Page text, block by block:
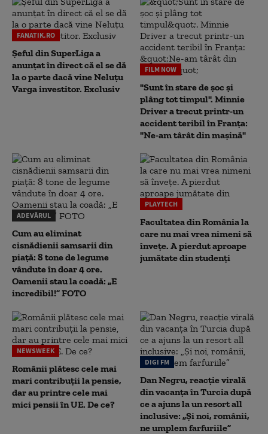
FANATIK.RO
Șeful din SuperLiga a
anunțat în direct că el se dă
la o parte dacă vine Neluțu
Varga investitor. Exclusiv
FILM NOW
"Sunt în stare de șoc și
plâng tot timpul". Minnie
Driver a trecut printr-un
accident teribil în Franța:
"Ne-am târât din mașină"
ADEVĂRUL
Cum au eliminat
cisnădienii samsarii din
piață: 8 tone de legume
vândute în doar 4 ore.
Oamenii stau la coadă: „E
incredibil!” FOTO
PLAYTECH
Facultatea din România la
care nu mai vrea nimeni să
înveţe. A pierdut aproape
jumătate din studenţi
NEWSWEEK
Românii plătesc cele mai
mari contribuții la pensie,
dar au printre cele mai
mici pensii în UE. De ce?
DIGI FM
Dan Negru, reacție virală
din vacanța în Turcia după
ce a ajuns la un resort all
inclusive: „Și noi, românii,
ne umplem farfuriile”